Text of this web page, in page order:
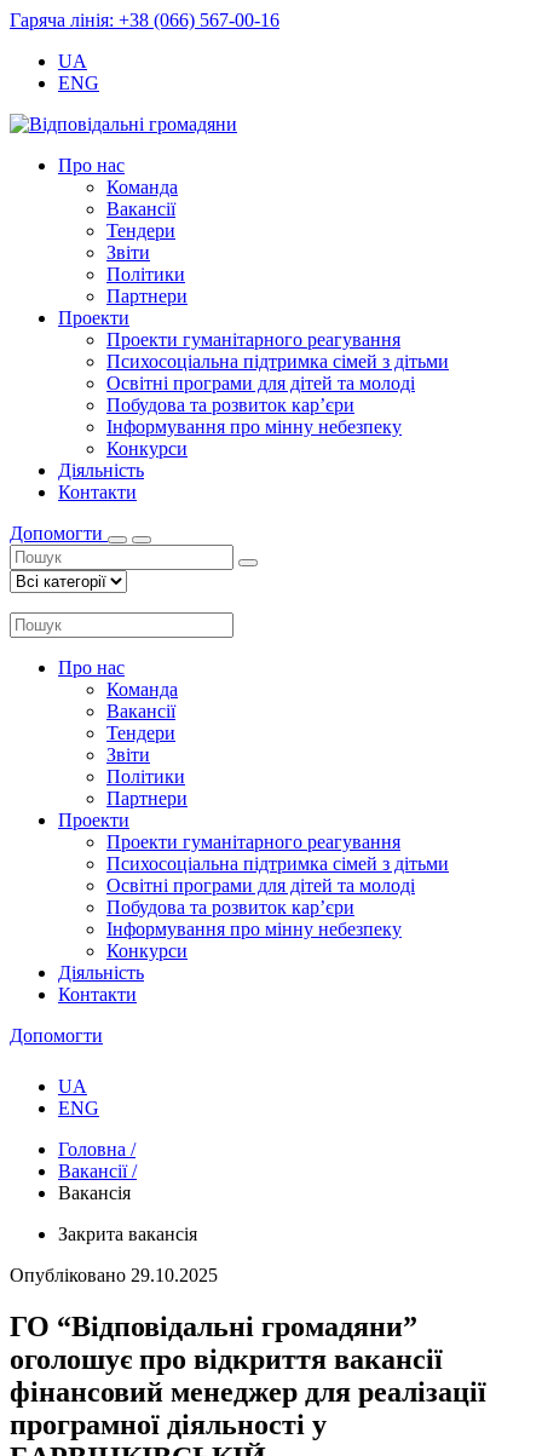
Гаряча лінія: +38 (066) 567-00-16
UA
ENG
Про нас
Команда
Вакансії
Тендери
Звіти
Політики
Партнери
Проекти
Проекти гуманітарного реагування
Психосоціальна підтримка сімей з дітьми
Освітні програми для дітей та молоді
Побудова та розвиток кар’єри
Інформування про мінну небезпеку
Конкурси
Діяльність
Контакти
Допомогти
Про нас
Команда
Вакансії
Тендери
Звіти
Політики
Партнери
Проекти
Проекти гуманітарного реагування
Психосоціальна підтримка сімей з дітьми
Освітні програми для дітей та молоді
Побудова та розвиток кар’єри
Інформування про мінну небезпеку
Конкурси
Діяльність
Контакти
Допомогти
UA
ENG
Головна /
Вакансії /
Вакансія
Закрита вакансія
Опубліковано 29.10.2025
ГО “Відповідальні громадяни”
оголошує про відкриття вакансії
фінансовий менеджер для реалізації
програмної діяльності у